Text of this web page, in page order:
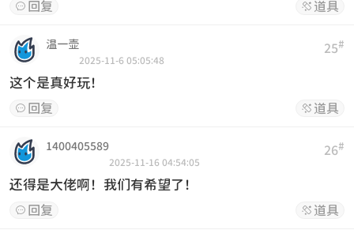
 回复  道具
25#
温一壶
2025-11-6 05:05:48
这个是真好玩！
 回复  道具
26#
1400405589
2025-11-16 04:54:05
还得是大佬啊！我们有希望了！
 回复  道具